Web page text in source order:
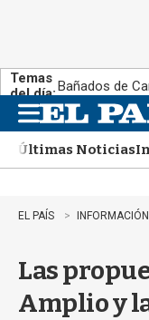
Temas
del día:Bañados de
n
uÚltimas Noticias
EL PAÍS INFORMACIÓN
Las
Amplio y